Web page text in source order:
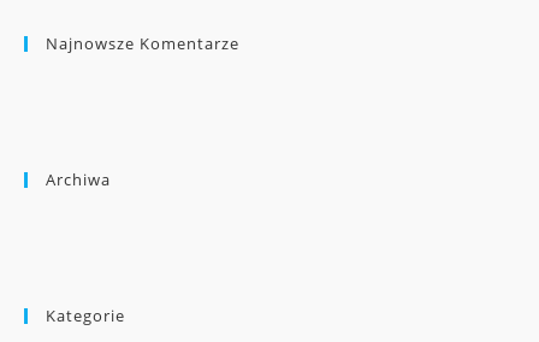
Najnowsze Komentarze
Archiwa
Kategorie